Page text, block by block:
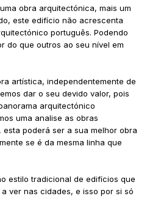
obra arquitectónica, mais um
este edifício não acrescenta
português. Podendo
do que outros ao seu nível em
artística, independentemente de
dar o seu devido valor, pois
arquitectónico
uma analise as obras
poderá ser a sua melhor obra
se é da mesma linha que
estilo tradicional de edifícios que
ver nas cidades, e isso por si só